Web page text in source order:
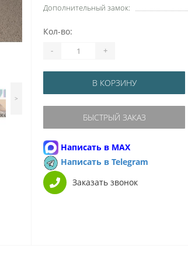
>
Дополнительный замок:
Кол-во:
- +
В КОРЗИНУ
БЫСТРЫЙ ЗАКАЗ
Написать в MAX
Написать в Telegram
Заказать звонок